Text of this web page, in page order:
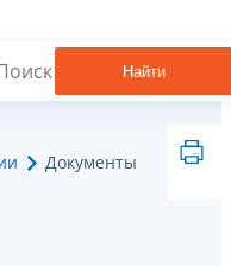
Найти
Документы